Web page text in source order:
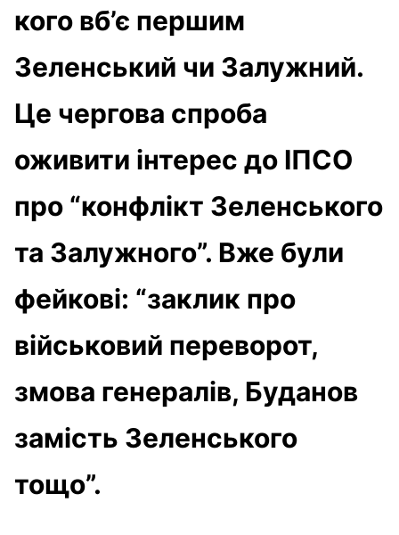
кого вб’є першим
Зеленський чи Залужний.
Це чергова спроба
оживити інтерес до ІПСО
про “конфлікт Зеленського
та Залужного”. Вже були
фейкові: “заклик про
військовий переворот,
змова генералів, Буданов
замість Зеленського
тощо”.